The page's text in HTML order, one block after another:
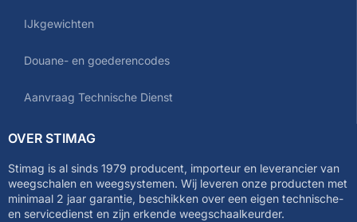
IJkgewichten
Douane- en goederencodes
Aanvraag Technische Dienst
OVER STIMAG
Stimag is al sinds 1979 producent, importeur en leverancier van
weegschalen en weegsystemen. Wij leveren onze producten met
minimaal 2 jaar garantie, beschikken over een eigen technische-
en servicedienst en zijn erkende weegschaalkeurder.